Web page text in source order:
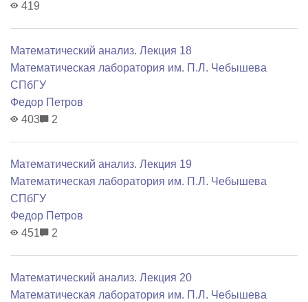
419
Математический анализ. Лекция 18
Математичеcкая лаборатория им. П.Л. Чебышева
СПбГУ
Федор Петров
403
2
Математический анализ. Лекция 19
Математичеcкая лаборатория им. П.Л. Чебышева
СПбГУ
Федор Петров
451
2
Математический анализ. Лекция 20
Математичеcкая лаборатория им. П.Л. Чебышева